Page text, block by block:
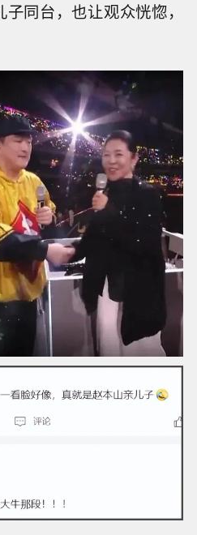
同台，也让观众恍惚，